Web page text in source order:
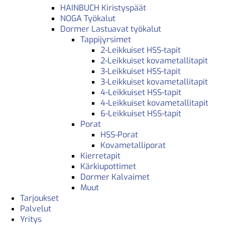
HAINBUCH Kiristyspäät
NOGA Työkalut
Dormer Lastuavat työkalut
Tappijyrsimet
2-Leikkuiset HSS-tapit
2-Leikkuiset kovametallitapit
3-Leikkuiset HSS-tapit
3-Leikkuiset kovametallitapit
4-Leikkuiset HSS-tapit
4-Leikkuiset kovametallitapit
6-Leikkuiset HSS-tapit
Porat
HSS-Porat
Kovametalliporat
Kierretapit
Kärkiupottimet
Dormer Kalvaimet
Muut
Tarjoukset
Palvelut
Yritys